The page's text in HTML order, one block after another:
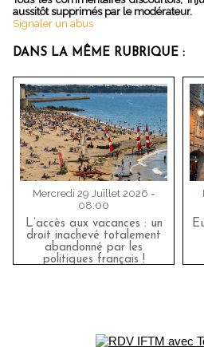
aussitôt supprimés par le modérateur.
Signaler un abus
DANS LA MÊME RUBRIQUE :
Mercredi 29 Juillet 2026 -
08:00
L’accès aux vacances : un
droit inachevé totalement
abandonné par les
politiques français !